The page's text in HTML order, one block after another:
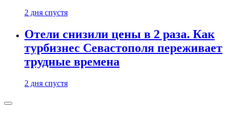
2 дня спустя
Отели снизили цены в 2 раза. Как
турбизнес Севастополя переживает
трудные времена
2 дня спустя